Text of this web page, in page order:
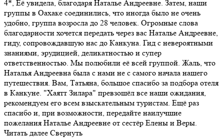
4*, Её увидела, благодаря Наталье Андреевне. Затем, наши
группы в Оахаке соединились, что иногда было не очень
удобно, группа возросла до 28 человек. Огромные слова
благодарности хочется передать через вас Наталье Андреевне,
гиду, сопровождавшую нас до Канкуна. Гид с невероятными
знаниями, эрудицией, деликатностью и супер
ответственностью. Мы полюбили её всей группой. Жаль, что
Наталья Андреевна была с нами не с самого начала нашего
путешествия. Вам, Татьяна, большое спасибо за подбора отеля
в Канкуне. "Хаятт Зилара" превзошёл все наши ожидания,
рекомендуем его всем взыскательным туристам. Ещё раз
спасибо и, при возможности, передайте наилучшие
пожелания Наталье Андреевне от сестёр Елены и Веры.
Читать далее Свернуть